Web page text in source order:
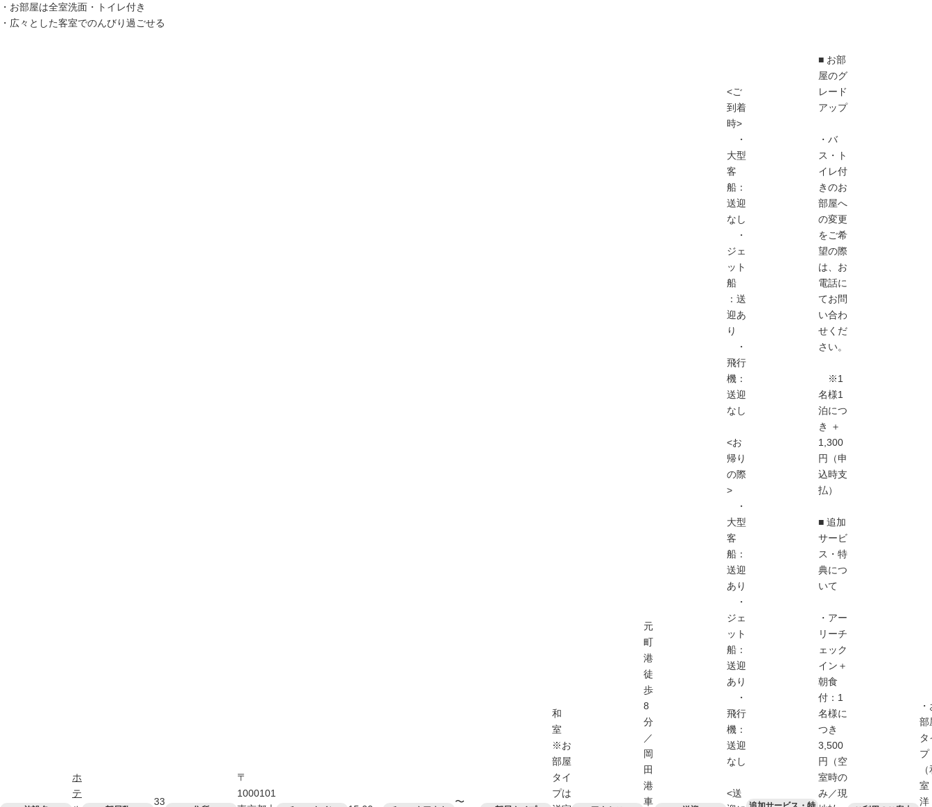
・お部屋は全室洗面・トイレ付き
・広々とした客室でのんびり過ごせる
ホ
テ
33
〒
1000101
〜
和
室
※お
部屋
タイ
プは
元
町
港
徒
歩
8
分
／
岡
田
港
車
<ご
到着
時>
・
大型
客
船：
送迎
なし
・
ジェ
ット
船
：送
迎あ
り
・
飛行
機：
送迎
なし
<お
帰り
の際
>
・
大型
客
船：
送迎
あり
・
ジェ
ット
船：
送迎
あり
・
飛行
機：
送迎
なし
<送
■ お部
屋のグ
レード
アップ
・バ
ス・ト
イレ付
きのお
部屋へ
の変更
をご希
望の際
は、お
電話に
てお問
い合わ
せくだ
さい。
※1
名様1
泊につ
き ＋
1,300
円（申
込時支
払）
■ 追加
サービ
ス・特
典につ
いて
・アー
リーチ
ェック
イン＋
朝食
付：1
名様に
つき
3,500
円（空
室時の
み／現
部
タ
プ
室
洋